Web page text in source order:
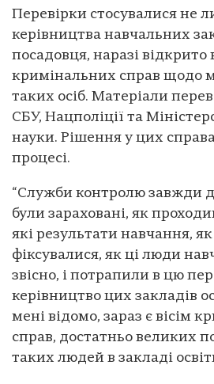
Перевірки стосувалися не
керівництва навчальних
посадовця, наразі відкрито
кримінальних справ щодо
таких осіб. Матеріали
СБУ, Нацполіції та
науки. Рішення у цих
процесі.
“Служби контролю завжди
були зараховані, як
які результати навчання,
фіксувалися, як ці люди
звісно, і потрапили в цю
керівництво цих закладів
мені відомо, зараз є вісім
справ, достатньо великих
таких людей в закладі